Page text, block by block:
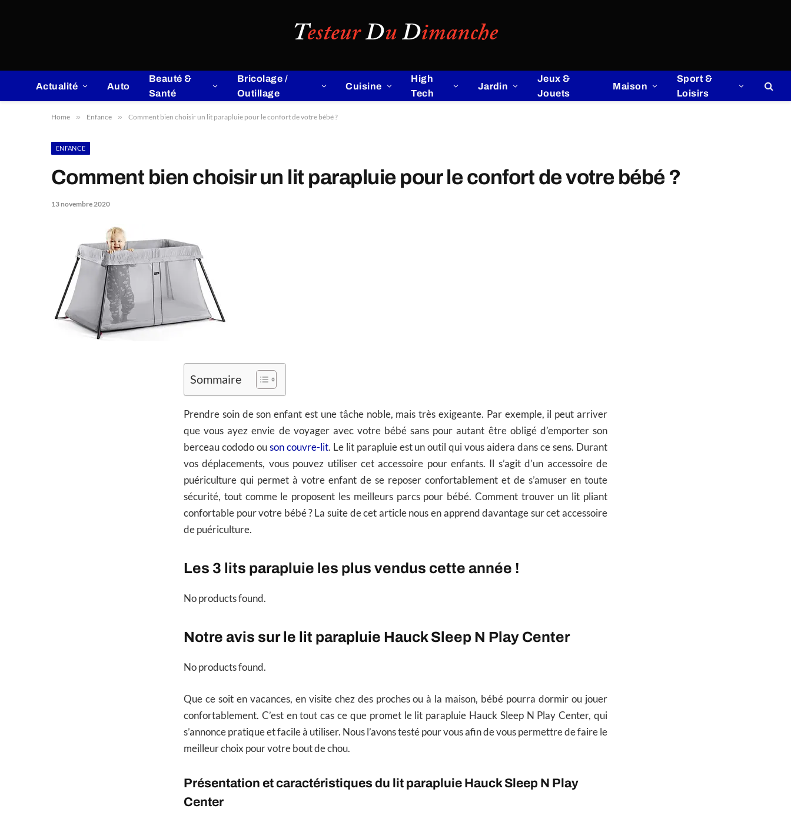
Actualité Auto
Beauté &
Santé
Bricolage /
Outillage
Cuisine
High
Tech
Jardin
Jeux &
Jouets
Maison
Sport &
Loisirs
Home » Enfance » Comment bien choisir un lit parapluie pour le confort de votre bébé ?
ENFANCE
Comment bien choisir un lit parapluie pour le confort de votre bébé ?
13 novembre 2020
Sommaire
Prendre soin de son enfant est une tâche noble, mais très exigeante. Par exemple, il peut arriver
que vous ayez envie de voyager avec votre bébé sans pour autant être obligé d’emporter son
berceau cododo ou son couvre-lit. Le lit parapluie est un outil qui vous aidera dans ce sens. Durant
vos déplacements, vous pouvez utiliser cet accessoire pour enfants. Il s’agit d’un accessoire de
puériculture qui permet à votre enfant de se reposer confortablement et de s’amuser en toute
sécurité, tout comme le proposent les meilleurs parcs pour bébé. Comment trouver un lit pliant
confortable pour votre bébé ? La suite de cet article nous en apprend davantage sur cet accessoire
de puériculture.
Les 3 lits parapluie les plus vendus cette année !
No products found.
Notre avis sur le lit parapluie Hauck Sleep N Play Center
No products found.
Que ce soit en vacances, en visite chez des proches ou à la maison, bébé pourra dormir ou jouer
confortablement. C’est en tout cas ce que promet le lit parapluie Hauck Sleep N Play Center, qui
s’annonce pratique et facile à utiliser. Nous l’avons testé pour vous afin de vous permettre de faire le
meilleur choix pour votre bout de chou.
Présentation et caractéristiques du lit parapluie Hauck Sleep N Play
Center